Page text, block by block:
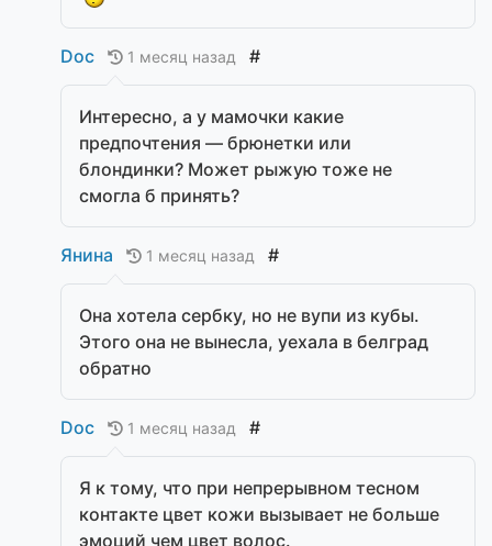
Doc 1 месяц назад #
Интересно, а у мамочки какие
предпочтения — брюнетки или
блондинки? Может рыжую тоже не
смогла б принять?
Янина 1 месяц назад #
Она хотела сербку, но не вупи из кубы.
Этого она не вынесла, уехала в белград
обратно
Doc 1 месяц назад #
Я к тому, что при непрерывном тесном
контакте цвет кожи вызывает не больше
эмоций чем цвет волос.